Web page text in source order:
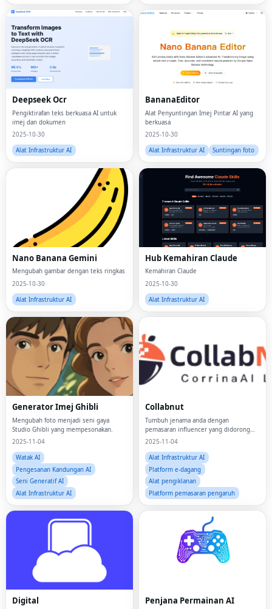
Deepseek Ocr
Pengiktirafan teks berkuasa AI untuk
imej dan dokumen
2025-10-30
Alat Infrastruktur AI
BananaEditor
Alat Penyuntingan Imej Pintar AI yang
berkuasa
2025-10-30
Alat Infrastruktur AI
Suntingan foto
Nano Banana Gemini
Mengubah gambar dengan teks ringkas
2025-10-30
Alat Infrastruktur AI
Hub Kemahiran Claude
Kemahiran Claude
2025-10-30
Alat Infrastruktur AI
Generator Imej Ghibli
Mengubah foto menjadi seni gaya
Studio Ghibli yang mempesonakan.
2025-11-04
Watak AI
Pengesanan Kandungan AI
Seni Generatif AI
Alat Infrastruktur AI
Collabnut
Tumbuh jenama anda dengan
pemasaran influencer yang didorong
data.
2025-11-04
Alat Infrastruktur AI
Platform e-dagang
Alat pengiklanan
Platform pemasaran pengaruh
Digital Penjana Permainan AI